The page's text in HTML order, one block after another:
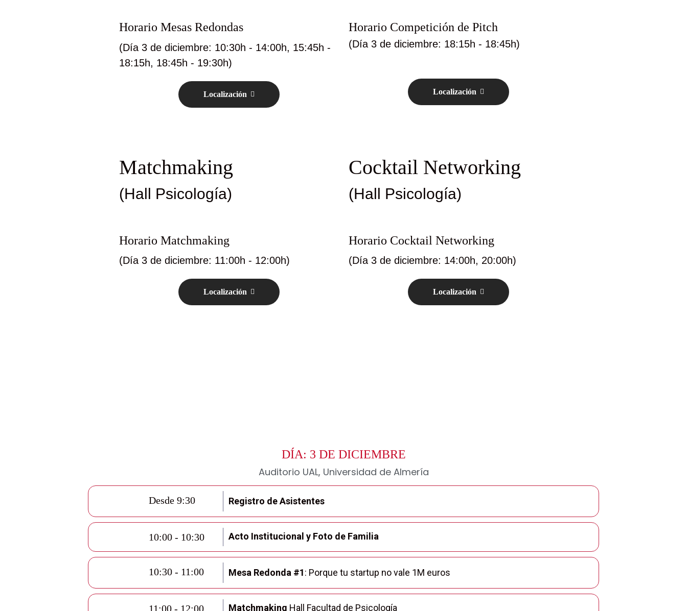
Horario Mesas Redondas
(Día 3 de diciembre: 10:30h - 14:00h, 15:45h -
18:15h, 18:45h - 19:30h)
Localización
Horario Competición de Pitch
(Día 3 de diciembre: 18:15h - 18:45h)
Localización
Matchmaking
(Hall Psicología)
Horario Matchmaking
(Día 3 de diciembre: 11:00h - 12:00h)
Localización
Cocktail Networking
(Hall Psicología)
Horario Cocktail Networking
(Día 3 de diciembre: 14:00h, 20:00h)
Localización
DÍA: 3 DE DICIEMBRE
Auditorio UAL, Universidad de Almería
Desde 9:30 Registro de Asistentes
10:00 - 10:30 Acto Institucional y Foto de Familia
10:30 - 11:00 Mesa Redonda #1: Porque tu startup no vale 1M euros
11:00 - 12:00 Matchmaking Hall Facultad de Psicología